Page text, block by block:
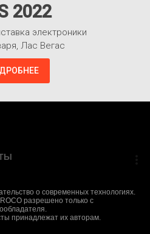
2022
электроники
Лас Вегас
о современных технологиях.
разрешено только с
принадлежат их авторам.